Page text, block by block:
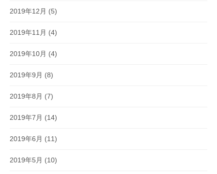
2019年12月 (5)
2019年11月 (4)
2019年10月 (4)
2019年9月 (8)
2019年8月 (7)
2019年7月 (14)
2019年6月 (11)
2019年5月 (10)